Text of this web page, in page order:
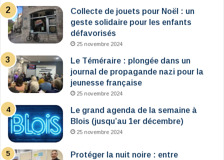
Collecte de jouets pour Noël : un
geste solidaire pour les enfants
défavorisés
25 novembre 2024
Le Téméraire : plongée dans un
journal de propagande nazi pour la
jeunesse française
25 novembre 2024
Le grand agenda de la semaine à
Blois (jusqu’au 1er décembre)
25 novembre 2024
Protéger la nuit noire : entre